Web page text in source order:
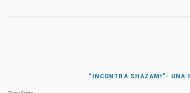
“INCONTRA SHAZAM!”- UNA